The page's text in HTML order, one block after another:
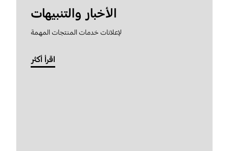
الأخبار والتنبيهات
لإعلانات خدمات المنتجات المهمة
اقرأ أكثر